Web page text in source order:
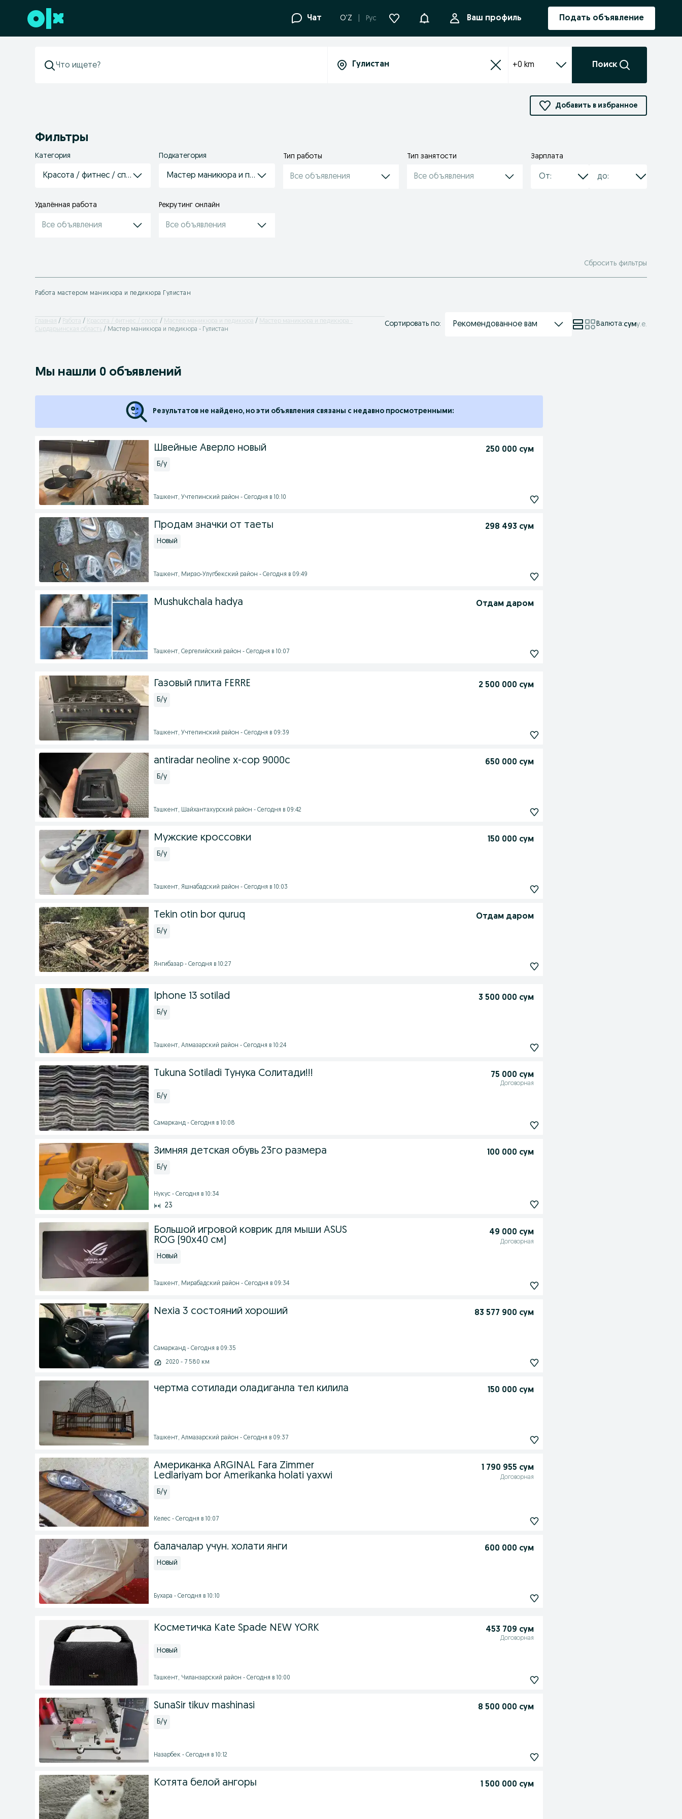
Перейти к нижнему колонтитулу Чат O'Z Рус УведомленияВаш профиль Подать объявление
+0 km Поиск
Добавить в избранное
Фильтры
Категория
Красота / фитнес / спорт
Подкатегория
Мастер маникюра и педикюра
Тип работы
Все объявления
Тип занятости
Все объявления
Зарплата
Удалённая работа
Все объявления
Рекрутинг онлайн
Все объявления
Сбросить фильтры
Работа мастером маникюра и педикюра Гулистан
Главная Работа Красота / фитнес / спорт Мастер маникюра и педикюра
Мастер маникюра и педикюра -
Сырдарьинская область
Мастер маникюра и педикюра - Гулистан
Сортировать по: Рекомендованное вам Валюта:суму.е.
Мы нашли 0 объявлений
Результатов не найдено, но эти объявления связаны с недавно просмотренными:
Швейные Аверло новый 250 000 сум
Б/у
Ташкент, Учтепинский район - Сегодня в 10:10
Продам значки от таеты 298 493 сум
Новый
Ташкент, Мирзо-Улугбекский район - Сегодня в 09:49
Mushukchala hadya Отдам даром
Ташкент, Сергелийский район - Сегодня в 10:07
Газовый плита FERRE 2 500 000 сум
Б/у
Ташкент, Учтепинский район - Сегодня в 09:39
antiradar neoline x-cop 9000c 650 000 сум
Б/у
Ташкент, Шайхантахурский район - Сегодня в 09:42
Мужские кроссовки 150 000 сум
Б/у
Ташкент, Яшнабадский район - Сегодня в 10:03
Tekin otin bor quruq Отдам даром
Б/у
Янгибазар - Сегодня в 10:27
Iphone 13 sotilad 3 500 000 сум
Б/у
Ташкент, Алмазарский район - Сегодня в 10:24
Tukuna Sotiladi Tунука Солитади!!! 75 000 сум
Договорная
Б/у
Самарканд - Сегодня в 10:08
Зимняя детская обувь 23го размера 100 000 сум
Б/у
Нукус - Сегодня в 10:34
23
Большой игровой коврик для мыши ASUS
ROG (90x40 см)
49 000 сум
Договорная
Новый
Ташкент, Мирабадский район - Сегодня в 09:34
Nexia 3 состояний хороший 83 577 900 сум
Самарканд - Сегодня в 09:35
2020 - 7 580 км
чертма сотилади оладиганла тел килила 150 000 сум
Ташкент, Алмазарский район - Сегодня в 09:37
Американка ARGINAL Fara Zimmer
Ledlariyam bor Amerikanka holati yaxwi
1 790 955 сум
Договорная
Б/у
Келес - Сегодня в 10:07
балачалар учун. холати янги 600 000 сум
Новый
Бухара - Сегодня в 10:10
Косметичка Kate Spade NEW YORK 453 709 сум
Договорная
Новый
Ташкент, Чиланзарский район - Сегодня в 10:00
SunaSir tikuv mashinasi 8 500 000 сум
Б/у
Назарбек - Сегодня в 10:12
Котята белой ангоры 1 500 000 сум